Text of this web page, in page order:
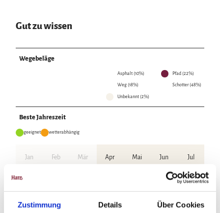
Zustimmung Details Über Cookies
Gut zu wissen
Wegebeläge
Asphalt (10%) Pfad (22%)
Weg (18%) Schotter (48%)
Unbekannt (2%)
Beste Jahreszeit
geeignet wetterabhängig
Jan Feb Mär Apr Mai Jun Jul
Dez
Wegbeschreibung